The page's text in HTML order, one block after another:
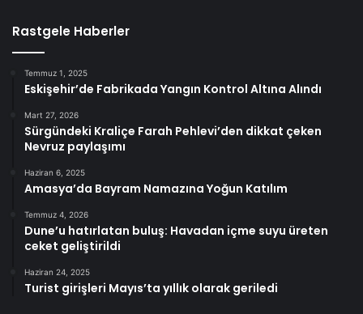
Rastgele Haberler
Temmuz 1, 2025
Eskişehir’de Fabrikada Yangın Kontrol Altına Alındı
Mart 27, 2026
Sürgündeki Kraliçe Farah Pehlevi’den dikkat çeken
Nevruz paylaşımı
Haziran 6, 2025
Amasya’da Bayram Namazına Yoğun Katılım
Temmuz 4, 2026
Dune’u hatırlatan buluş: Havadan içme suyu üreten
ceket geliştirildi
Haziran 24, 2025
Turist girişleri Mayıs’ta yıllık olarak geriledi